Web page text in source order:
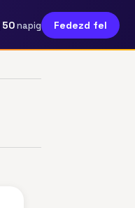
50napig Fedezd fel